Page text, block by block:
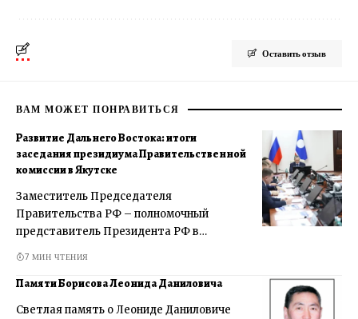
Оставить отзыв
ВАМ МОЖЕТ ПОНРАВИТЬСЯ
Развитие Дальнего Востока: итоги
заседания президиума Правительственной
комиссии в Якутске
Заместитель Председателя
Правительства РФ – полномочный
представитель Президента РФ в…
7 МИН ЧТЕНИЯ
Памяти Борисова Леонида Даниловича
Светлая память о Леониде Даниловиче